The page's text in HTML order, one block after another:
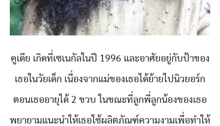
คูเดีย เกิดที่เซเนกัลในปี 1996 และอาศัยอยู่กับป้าของ
เธอในวัยเด็ก เนื่องจากแม่ของเธอได้ย้ายไปนิวยอร์ก
ตอนเธออายุได้ 2 ขวบ ในขณะที่ลูกพี่ลูกน้องของเธอ
พยายามแนะนำให้เธอใช้ผลิตภัณฑ์ความงามเพื่อทำให้